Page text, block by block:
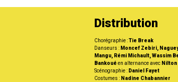
Distribution
Chorégraphie :Tie Break
Danseurs : Moncef Zebiri,
Mangu, Rémi Michault, Wassim
Bankoué en alternance avec
Scénographie : Daniel Fayet
Costumes : Nadine Chabannier